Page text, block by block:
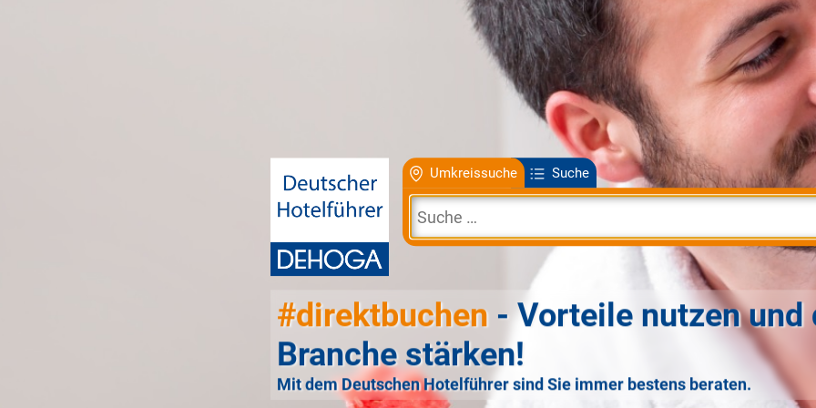
Umkreissuche Suche
#direktbuchen - Vorteile nutzen und
Branche stärken!
Mit dem Deutschen Hotelführer sind Sie immer bestens beraten.